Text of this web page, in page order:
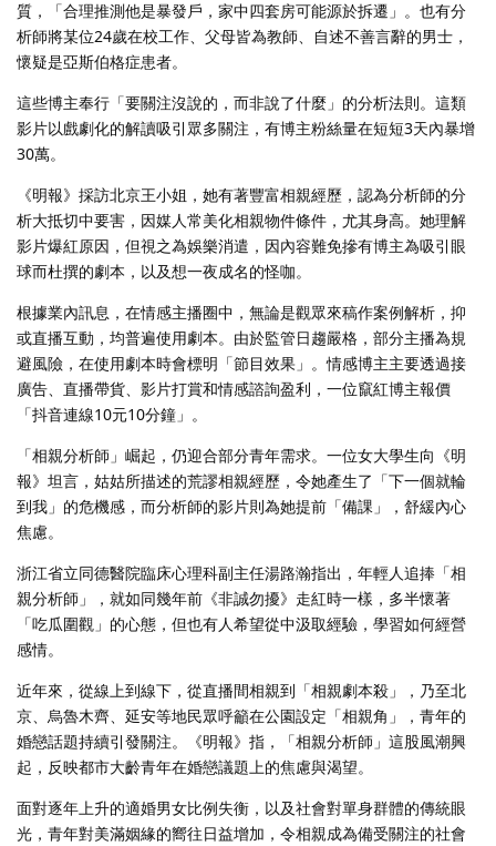
質，「合理推測他是暴發戶，家中四套房可能源於拆遷」。也有分
析師將某位24歲在校工作、父母皆為教師、自述不善言辭的男士，
懷疑是亞斯伯格症患者。
這些博主奉行「要關注沒說的，而非說了什麼」的分析法則。這類
影片以戲劇化的解讀吸引眾多關注，有博主粉絲量在短短3天內暴增
30萬。
《明報》採訪北京王小姐，她有著豐富相親經歷，認為分析師的分
析大抵切中要害，因媒人常美化相親物件條件，尤其身高。她理解
影片爆紅原因，但視之為娛樂消遣，因內容難免摻有博主為吸引眼
球而杜撰的劇本，以及想一夜成名的怪咖。
根據業內訊息，在情感主播圈中，無論是觀眾來稿作案例解析，抑
或直播互動，均普遍使用劇本。由於監管日趨嚴格，部分主播為規
避風險，在使用劇本時會標明「節目效果」。情感博主主要透過接
廣告、直播帶貨、影片打賞和情感諮詢盈利，一位竄紅博主報價
「抖音連線10元10分鐘」。
「相親分析師」崛起，仍迎合部分青年需求。一位女大學生向《明
報》坦言，姑姑所描述的荒謬相親經歷，令她產生了「下一個就輪
到我」的危機感，而分析師的影片則為她提前「備課」，舒緩內心
焦慮。
浙江省立同德醫院臨床心理科副主任湯路瀚指出，年輕人追捧「相
親分析師」，就如同幾年前《非誠勿擾》走紅時一樣，多半懷著
「吃瓜圍觀」的心態，但也有人希望從中汲取經驗，學習如何經營
感情。
近年來，從線上到線下，從直播間相親到「相親劇本殺」，乃至北
京、烏魯木齊、延安等地民眾呼籲在公園設定「相親角」，青年的
婚戀話題持續引發關注。《明報》指，「相親分析師」這股風潮興
起，反映都市大齡青年在婚戀議題上的焦慮與渴望。
面對逐年上升的適婚男女比例失衡，以及社會對單身群體的傳統眼
光，青年對美滿姻緣的嚮往日益增加，令相親成為備受關注的社會